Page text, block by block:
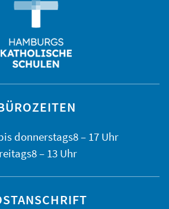
donnerstags8 – 17 Uhr
8 – 13 Uhr